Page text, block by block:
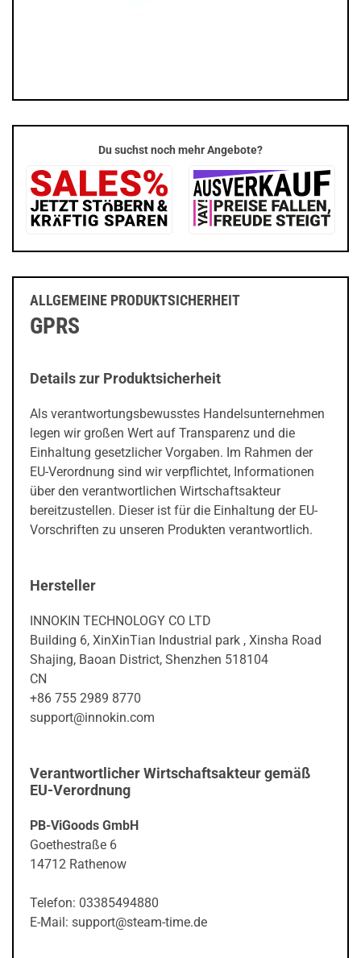
Du suchst noch mehr Angebote?
ALLGEMEINE PRODUKTSICHERHEIT
GPRS
Details zur Produktsicherheit
Als verantwortungsbewusstes Handelsunternehmen
legen wir großen Wert auf Transparenz und die
Einhaltung gesetzlicher Vorgaben. Im Rahmen der
EU-Verordnung sind wir verpflichtet, Informationen
über den verantwortlichen Wirtschaftsakteur
bereitzustellen. Dieser ist für die Einhaltung der EU-
Vorschriften zu unseren Produkten verantwortlich.
Hersteller
INNOKIN TECHNOLOGY CO LTD
Building 6, XinXinTian Industrial park , Xinsha Road
Shajing, Baoan District, Shenzhen 518104
CN
+86 755 2989 8770
support@innokin.com
Verantwortlicher Wirtschaftsakteur gemäß
EU-Verordnung
PB-ViGoods GmbH
Goethestraße 6
14712 Rathenow
Telefon: 03385494880
E-Mail: support@steam-time.de